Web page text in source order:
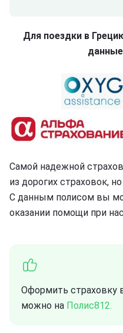
Для поездки в
Самой надежной
из дорогих страховок,
С данным полисом вы
оказании помощи при
Оформить страховку
можно на Полис812.